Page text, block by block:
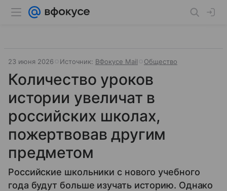
23 июня 2026 Источник: ВФокусе Mail Общество
Количество уроков
истории увеличат в
российских школах,
пожертвовав другим
предметом
Российские школьники с нового учебного
года будут больше изучать историю. Однако